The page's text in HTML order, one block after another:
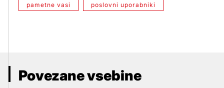
pametne vasi poslovni uporabniki
Povezane vsebine